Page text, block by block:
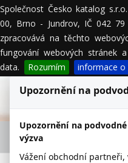
Společnost Česko katalog
00, Brno - Jundrov, IČ 042
zpracovává na těchto
fungování webových stránek
data.
Rozumím informace o
MENU
ZŠ A MŠ Dolní
organizace - firemní
Upozornění na
Upozornění na
výzva
Vážení obchodní partneři,